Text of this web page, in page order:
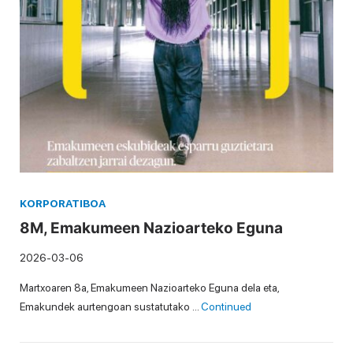
KORPORATIBOA
8M, Emakumeen Nazioarteko Eguna
2026-03-06
Martxoaren 8a, Emakumeen Nazioarteko Eguna dela eta,
Emakundek aurtengoan sustatutako … Continued